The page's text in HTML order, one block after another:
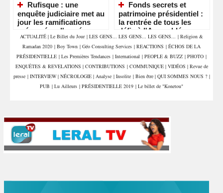
Rufisque : une
enquête judiciaire met au
jour les ramifications
présumées d'un réseau
de sextorsion, de
proxénétisme et de trafic
de stupéfiants
Fonds secrets et
patrimoine présidentiel :
la rentrée de tous les
défis à l'Assemblée
ACTUALITÉ | Le Billet du Jour | LES GENS... LES GENS... LES GENS... | Religion &
Ramadan 2020 | Boy Town | Géo Consulting Services | REACTIONS | ÉCHOS DE LA
PRÉSIDENTIELLE | Les Premières Tendances | International | PEOPLE & BUZZ | PHOTO |
ENQUÊTES & REVELATIONS | CONTRIBUTIONS | COMMUNIQUE | VIDÉOS | Revue de
presse | INTERVIEW | NÉCROLOGIE | Analyse | Insolite | Bien être | QUI SOMMES NOUS ? |
PUB | Lu Ailleurs | PRÉSIDENTIELLE 2019 | Le billet de "Konetou"